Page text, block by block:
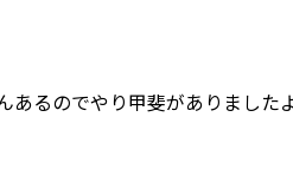
あるのでやり甲斐がありました